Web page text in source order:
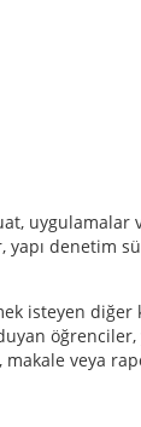
uygulamalar
yapı denetim
isteyen diğer
öğrenciler,
veya